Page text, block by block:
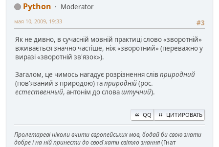
Python
Moderator
#3
мая 10, 2009, 19:33
Як не дивно, в сучасній мовній практиці слово «зворотній»
вживається значно частіше, ніж «зворотний» (переважно у
виразі «зворотній зв'язок»).
Загалом, це чимось нагадує розрізнення слів природний
(пов'язаний з природою) таприродній(рос.
естественный, антонім до словаштучний).
QQ ЦИТИРОВАТЬ
Пролетареві ніколи вчити європейських мов, бодай би свою знати
добре і на ній принести до своєї хати світло знання(Гнат